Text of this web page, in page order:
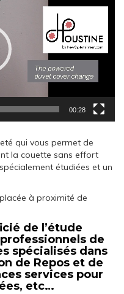
00:28
qui vous permet de
la couette sans effort
étudiées et un
à proximité de
de l’étude
de
spécialisés dans
de Repos et de
services pour
etc…